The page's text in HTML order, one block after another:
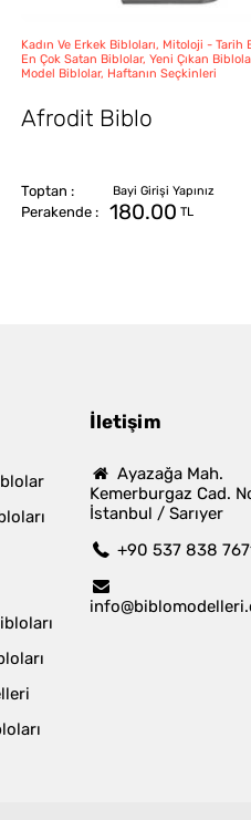
Kadın Ve Erkek Bibloları, Mitoloji - Tarih
En Çok Satan Biblolar, Yeni Çıkan
Model Biblolar, Haftanın Seçkinleri
Afrodit Biblo
180.00 TL
İletişim
Ayazağa Mah.
Kemerburgaz Cad.
İstanbul / Sarıyer
+90 537 838